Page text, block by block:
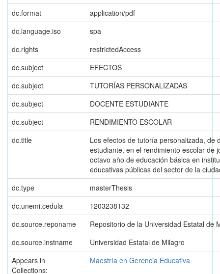
dc.format
application/pdf
dc.language.iso
spa
dc.rights
restrictedAccess
dc.subject
EFECTOS
dc.subject
TUTORÍAS PERSONALIZADAS
dc.subject
DOCENTE ESTUDIANTE
dc.subject
RENDIMIENTO ESCOLAR
dc.title
Los efectos de tutoría personalizada, de
estudiante, en el rendimiento escolar de
octavo año de educación básica en
educativas públicas del sector de la
dc.type
masterThesis
dc.unemi.cedula
1203238132
dc.source.reponame
Repositorio de la Universidad Estatal de
dc.source.instname
Universidad Estatal de Milagro
Appears in
Collections:
Maestría en Gerencia Educativa